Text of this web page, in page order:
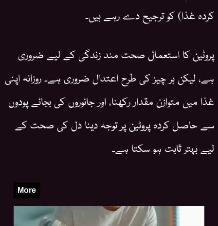
کردہ غذا) کو ترجیح دے رہے ہیں۔
پروٹین کا استعمال صحت مند زندگی کے لیے ضروری
ہے، لیکن ہر چیز کی طرح اعتدال ضروری ہے۔ روزانہ اپنی
غذا میں متوازن مقدار رکھنا، اور جانوروں کی بجائے پودوں
سے حاصل کردہ پروٹین پر توجہ دینا دل کی صحت کے
لیے بہتر ثابت ہو سکتا ہے۔
More